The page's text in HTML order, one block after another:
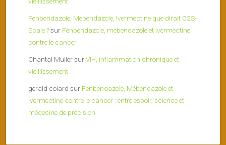
Fenbendazole, Mebendazole, Ivermectine que dirait C2S-
Scale ?sur Fenbendazole, mébendazole et ivermectine
contre le cancer
Chantal MullersurVIH, inflammation chronique et
vieillissement
gerald colard sur Fenbendazole, Mébendazole et
Ivermectine contre le cancer : entre espoir, science et
médecine de précision